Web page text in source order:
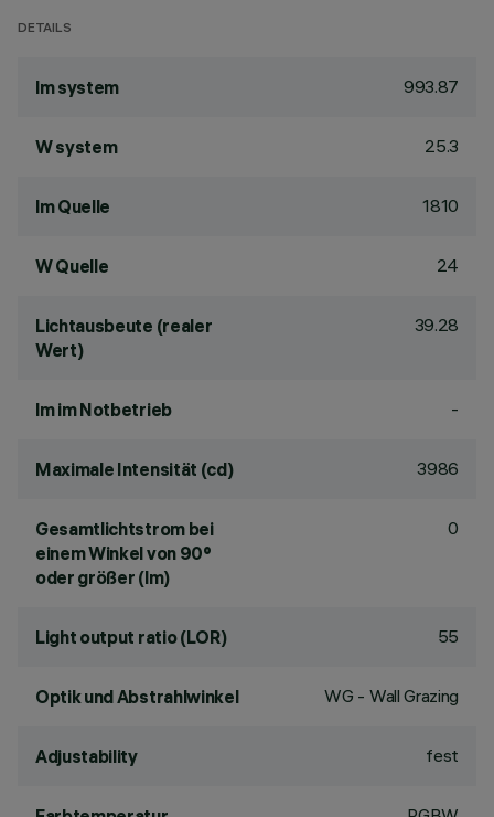
DETAILS
lm system 993.87
W system 25.3
lm Quelle 1810
W Quelle 24
Lichtausbeute (realer
Wert)
39.28
lm im Notbetrieb -
Maximale Intensität (cd) 3986
Gesamtlichtstrom bei
einem Winkel von 90°
oder größer (lm)
0
Light output ratio (LOR) 55
Optik und Abstrahlwinkel WG - Wall Grazing
Adjustability fest